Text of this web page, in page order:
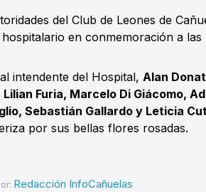
del Club de Leones de
en conmemoración a
intendente del Hospital, Alan
Lilian Furia, Marcelo Di Giácomo,
Sebastián Gallardo y Leticia
por sus bellas flores rosadas.
Redacción InfoCañuelas